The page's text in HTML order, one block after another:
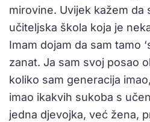
mirovine. Uvijek kažem da
učiteljska škola koja je
Imam dojam da sam tamo
zanat. Ja sam svoj posao
koliko sam generacija
imao ikakvih sukoba s
jedna djevojka, već žena,